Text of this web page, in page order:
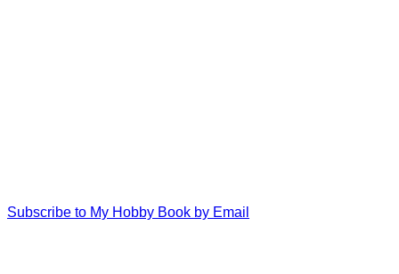
Subscribe to My Hobby Book by Email